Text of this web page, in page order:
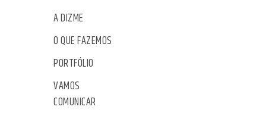
A DIZME
O QUE FAZEMOS
PORTFÓLIO
VAMOS
COMUNICAR